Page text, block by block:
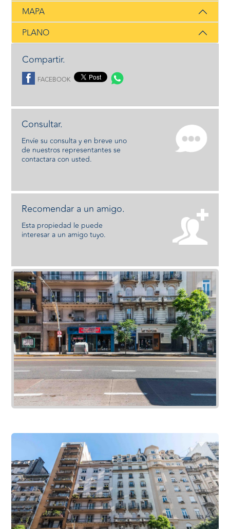
MAPA
PLANO
Compartir.
FACEBOOK
Consultar.
Envíe su consulta y en breve uno
de nuestros representantes se
contactara con usted.
Recomendar a un amigo.
Esta propiedad le puede
interesar a un amigo tuyo.